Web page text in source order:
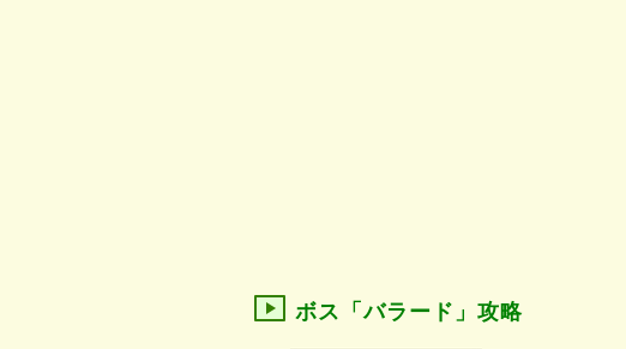
ボス「バラード」攻略